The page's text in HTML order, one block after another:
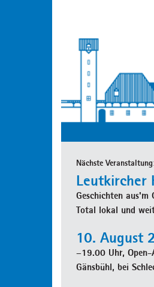
Nächste
Leutkircher
Geschichten aus'm
Total lokal und
10. August
–19.00 Uhr,
Gänsbühl, bei